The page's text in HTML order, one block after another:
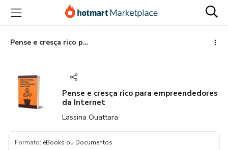
para
conteúdo
principal
para
pagamento
para
rodapé
Pense e cresça rico para empreendedores da Internet
Pense e cresça rico para empreendedores
da Internet
Lassina Ouattara
Formato: eBooks ou Documentos